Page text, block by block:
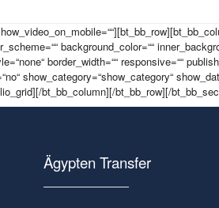
background_color=““
border_width=““ responsive=““
show_category=“show_category“
bt_bb_column][/bt_bb_row][/
Ägypten Transfer